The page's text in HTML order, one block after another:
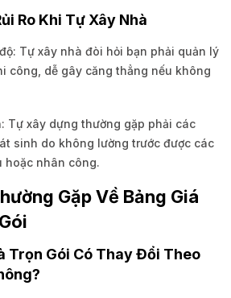
Ro Khi Tự Xây Nhà
Tự xây nhà đòi hỏi bạn phải quản lý
công, dễ gây căng thẳng nếu không
Tự xây dựng thường gặp phải các
sinh do không lường trước được các
hoặc nhân công.
Gặp Về Bảng Giá
Trọn Gói Có Thay Đổi Theo